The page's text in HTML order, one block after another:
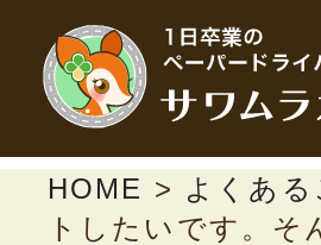
HOME > よくある
トしたいです。